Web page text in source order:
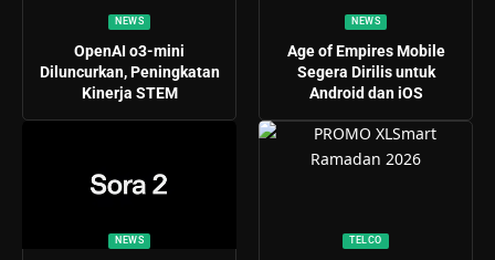
NEWS
OpenAI o3-mini
Diluncurkan, Peningkatan
Kinerja STEM
NEWS
Age of Empires Mobile
Segera Dirilis untuk
Android dan iOS
NEWS TELCO